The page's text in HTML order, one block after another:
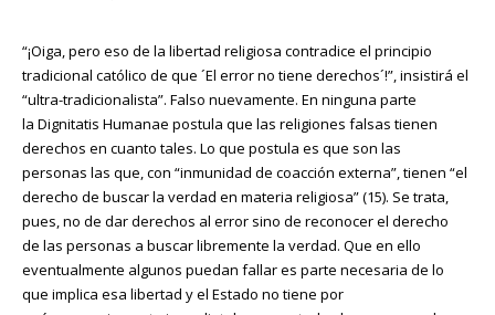
“¡Oiga, pero eso de la libertad religiosa contradice el principio
tradicional católico de que ´El error no tiene derechos´!”, insistirá el
“ultra-tradicionalista”. Falso nuevamente. En ninguna parte
la Dignitatis Humanae postula que las religiones falsas tienen
derechos en cuanto tales. Lo que postula es que son las
personas las que, con “inmunidad de coacción externa”, tienen “el
derecho de buscar la verdad en materia religiosa” (15). Se trata,
pues, no de dar derechos al error sino de reconocer el derecho
de las personas a buscar libremente la verdad. Que en ello
eventualmente algunos puedan fallar es parte necesaria de lo
que implica esa libertad y el Estado no tiene por